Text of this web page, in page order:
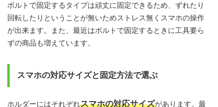
ボルトで固定するタイプは頑丈に固定できるため、ずれたり
回転したりということが無いためストレス無くスマホの操作
が出来ます。また、最近はボルトで固定するときに工具要ら
ずの商品も増えています。
スマホの対応サイズと固定方法で選ぶ
ホルダーにはそれぞれスマホの対応サイズがあります。最